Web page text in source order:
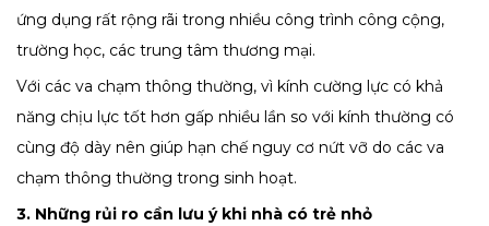
ứng dụng rất rộng rãi trong nhiều công trình công cộng,
trường học, các trung tâm thương mại.
Với các va chạm thông thường, vì kính cường lực có khả
năng chịu lực tốt hơn gấp nhiều lần so với kính thường có
cùng độ dày nên giúp hạn chế nguy cơ nứt vỡ do các va
chạm thông thường trong sinh hoạt.
3. Những rủi ro cần lưu ý khi nhà có trẻ nhỏ